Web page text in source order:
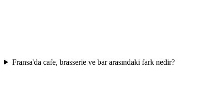
Fransa'da cafe, brasserie ve bar arasındaki fark nedir?